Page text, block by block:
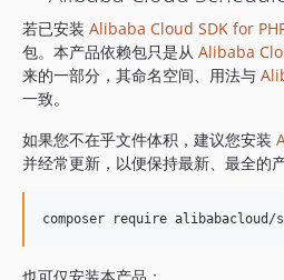
1.8.841
1.8.839
1.8.838
1.8.837
1.8.836
1.8.835
1.8.833
若已安装 Alibaba Cloud SDK for
包。本产品依赖包只是从 Alibaba
来的一部分，其命名空间、用法与
一致。
如果您不在乎文件体积，建议您安装
并经常更新，以便保持最新、最全的